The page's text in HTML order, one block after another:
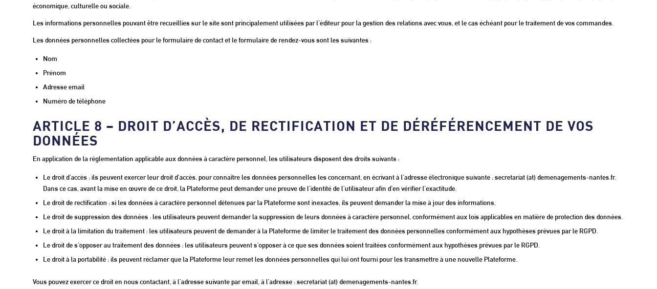
économique, culturelle ou sociale.
Les informations personnelles pouvant être recueillies sur le site sont principalement utilisées par l’éditeur pour la gestion des relations avec vous, et le cas échéant pour le traitement de vos commandes.
Les données personnelles collectées pour le formulaire de contact et le formulaire de rendez-vous sont les suivantes :
Nom
Prénom
Adresse email
Numéro de téléphone
ARTICLE 8 – DROIT D’ACCÈS, DE RECTIFICATION ET DE DÉRÉFÉRENCEMENT DE VOS
DONNÉES
En application de la réglementation applicable aux données à caractère personnel, les utilisateurs disposent des droits suivants :
Le droit d’accès : ils peuvent exercer leur droit d’accès, pour connaître les données personnelles les concernant, en écrivant à l’adresse électronique suivante : secretariat (at) demenagements-nantes.fr.
Dans ce cas, avant la mise en œuvre de ce droit, la Plateforme peut demander une preuve de l’identité de l’utilisateur afin d’en vérifier l’exactitude.
Le droit de rectification : si les données à caractère personnel détenues par la Plateforme sont inexactes, ils peuvent demander la mise à jour des informations.
Le droit de suppression des données : les utilisateurs peuvent demander la suppression de leurs données à caractère personnel, conformément aux lois applicables en matière de protection des données.
Le droit à la limitation du traitement : les utilisateurs peuvent de demander à la Plateforme de limiter le traitement des données personnelles conformément aux hypothèses prévues par le RGPD.
Le droit de s’opposer au traitement des données : les utilisateurs peuvent s’opposer à ce que ses données soient traitées conformément aux hypothèses prévues par le RGPD.
Le droit à la portabilité : ils peuvent réclamer que la Plateforme leur remet les données personnelles qui lui ont fourni pour les transmettre à une nouvelle Plateforme.
Vous pouvez exercer ce droit en nous contactant, à l’adresse suivante par email, à l’adresse : secretariat (at) demenagements-nantes.fr.